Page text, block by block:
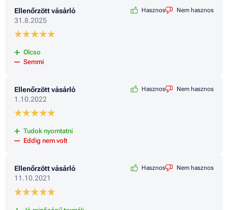
Ellenőrzött vásárló
31.8.2025
Hasznos Nem hasznos
Olcso
Semmi
Ellenőrzött vásárló
1.10.2022
Hasznos Nem hasznos
Tudok nyomtatni
Eddig nem volt
Ellenőrzött vásárló
11.10.2021
Hasznos Nem hasznos